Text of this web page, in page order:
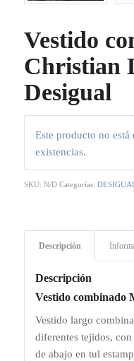
Vestido
Christian
Desigual
Este producto no
existencias.
SKU: N/D Categorías:
Descripción
Descripción
Vestido combinado
Vestido largo
diferentes tejidos,
de abajo en tul